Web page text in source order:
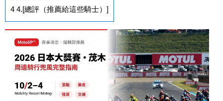
4 4.[總評（推薦給這些騎士）]